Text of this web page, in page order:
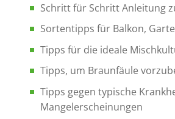
Schritt für Schritt Anleitung
Sortentipps für Balkon,
Tipps für die ideale
Tipps, um Braunfäule
Tipps gegen typische
Mangelerscheinungen